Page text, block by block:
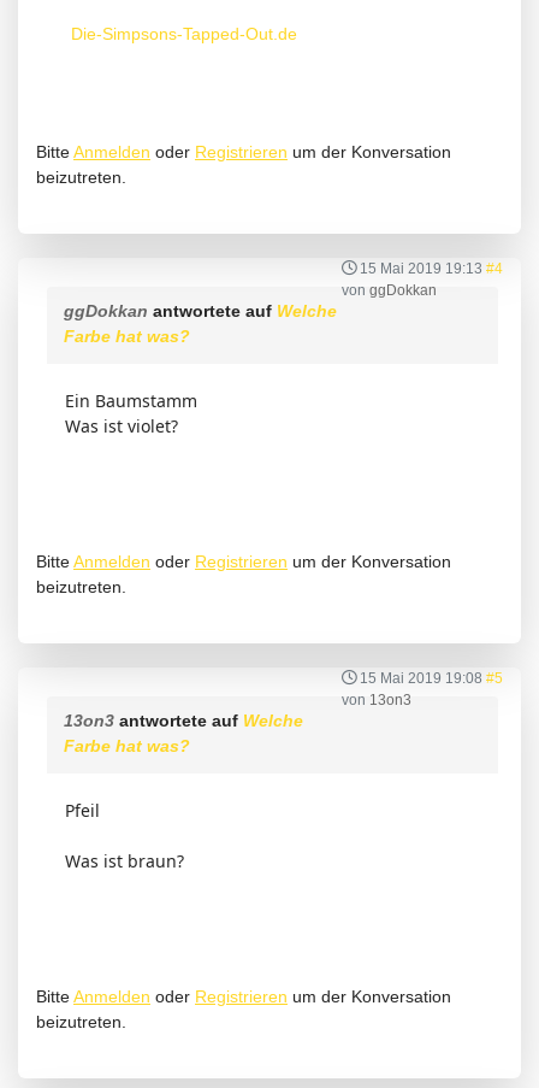
Die-Simpsons-Tapped-Out.de
BitteAnmelden oder Registrieren um der Konversation
beizutreten.
15 Mai 2019 19:13 #4
von ggDokkan
ggDokkan antwortete auf Welche
Farbe hat was?
Ein Baumstamm
Was ist violet?
BitteAnmelden oder Registrieren um der Konversation
beizutreten.
15 Mai 2019 19:08 #5
von 13on3
13on3 antwortete auf Welche
Farbe hat was?
Pfeil
Was ist braun?
BitteAnmelden oder Registrieren um der Konversation
beizutreten.